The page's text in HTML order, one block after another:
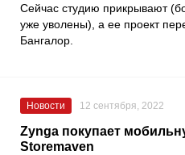
Сейчас студию прикрывают
уже уволены), а ее проект
Бангалор.
Новости 12 сентября, 2022
Zynga покупает
Storemaven